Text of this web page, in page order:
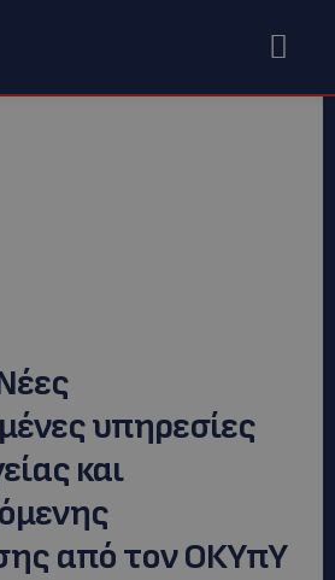
υπηρεσίες
και
από τον ΟΚΥπΥ